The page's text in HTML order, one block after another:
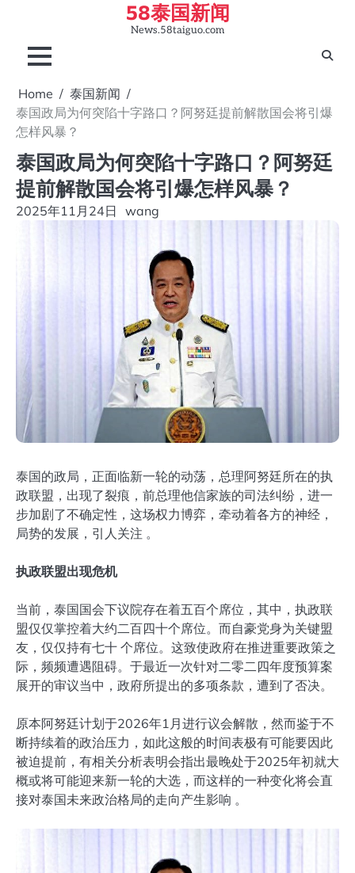
content
58泰国新闻
News.58taiguo.com
Home
泰国新闻
泰国政局为何突陷十字路口？阿努廷提前解散国会将引爆
怎样风暴？
泰国政局为何突陷十字路口？阿努廷
提前解散国会将引爆怎样风暴？
2025年11月24日 wang
泰国的政局，正面临新一轮的动荡，总理阿努廷所在的执
政联盟，出现了裂痕，前总理他信家族的司法纠纷，进一
步加剧了不确定性，这场权力博弈，牵动着各方的神经，
局势的发展，引人关注 。
执政联盟出现危机
当前，泰国国会下议院存在着五百个席位，其中，执政联
盟仅仅掌控着大约二百四十个席位。而自豪党身为关键盟
友，仅仅持有七十 个席位。这致使政府在推进重要政策之
际，频频遭遇阻碍。于最近一次针对二零二四年度预算案
展开的审议当中，政府所提出的多项条款，遭到了否决。
原本阿努廷计划于2026年1月进行议会解散，然而鉴于不
断持续着的政治压力，如此这般的时间表极有可能要因此
被迫提前，有相关分析表明会指出最晚处于2025年初就大
概或将可能迎来新一轮的大选，而这样的一种变化将会直
接对泰国未来政治格局的走向产生影响 。